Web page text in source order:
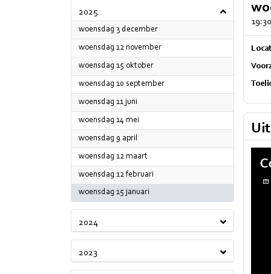
2025
woensdag 3 december2025
woensdag 12 november2025
woensdag 15 oktober2025
woensdag 10 september2025
woensdag 11 juni
woensdag 14 mei
woensdag 9 april
woensdag 12 maart
woensdag 12 februari
woensdag 15 januari
2024
2023